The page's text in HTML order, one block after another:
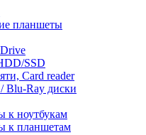
планшеты
SSD
Card reader
Blu-Ray диски
к ноутбукам
к планшетам